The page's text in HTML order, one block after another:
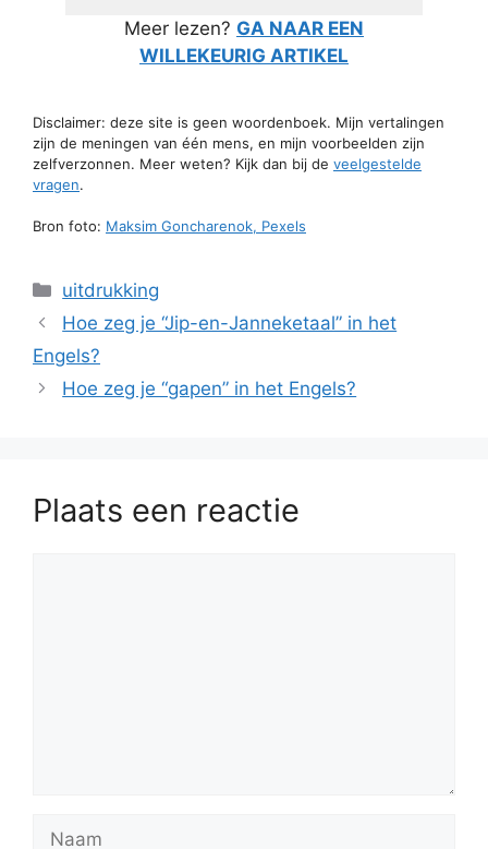
Meer lezen? GA NAAR EEN
WILLEKEURIG ARTIKEL
Disclaimer: deze site is geen woordenboek. Mijn vertalingen
zijn de meningen van één mens, en mijn voorbeelden zijn
zelfverzonnen. Meer weten? Kijk dan bij de veelgestelde
vragen.
Bron foto: Maksim Goncharenok, Pexels
Categorieën
uitdrukking
Hoe zeg je “Jip-en-Janneketaal” in het
Engels?
Hoe zeg je “gapen” in het Engels?
Plaats een reactie
Naam